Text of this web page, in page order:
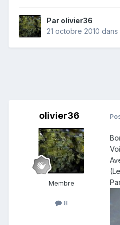
Par olivier36
21 octobre 2010 dans
olivier36
Membre
8